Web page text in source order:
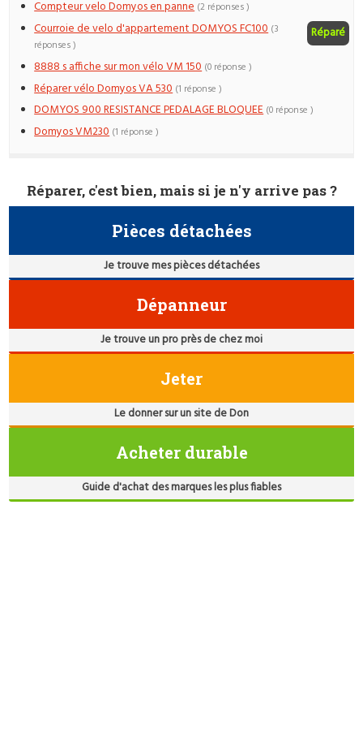
Compteur velo Domyos en panne (2 réponses )
Courroie de velo d'appartement DOMYOS FC100 Réparé
(3
réponses )
8888 s affiche sur mon vélo VM 150 (0 réponse )
Réparer vélo Domyos VA 530 (1 réponse )
DOMYOS 900 RESISTANCE PEDALAGE BLOQUEE (0 réponse )
Domyos VM230 (1 réponse )
Réparer, c'est bien, mais si je n'y arrive pas ?
Pièces détachées
Je trouve mes pièces détachées
Dépanneur
Je trouve un pro près de chez moi
Jeter
Le donner sur un site de Don
Acheter durable
Guide d'achat des marques les plus fiables